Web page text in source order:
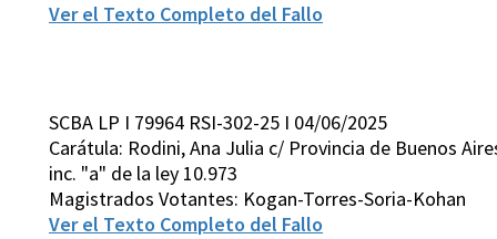
Ver el Texto Completo del Fallo
SCBA LP I 79964 RSI-302-25 I 04/06/2025
Carátula: Rodini, Ana Julia c/ Provincia de Buenos
inc. "a" de la ley 10.973
Magistrados Votantes: Kogan-Torres-Soria-Kohan
Ver el Texto Completo del Fallo